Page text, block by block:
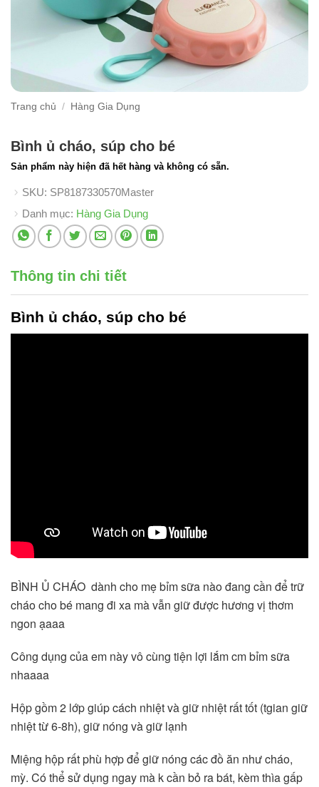
Trang chủ / Hàng Gia Dụng
Bình ủ cháo, súp cho bé
Sản phẩm này hiện đã hết hàng và không có sẵn.
SKU: SP8187330570Master
Danh mục: Hàng Gia Dụng
Thông tin chi tiết
Bình ủ cháo, súp cho bé
BÌNH Ủ CHÁO  dành cho mẹ bỉm sữa nào đang cần để trữ
cháo cho bé mang đi xa mà vẫn giữ được hương vị thơm
ngon ạaaa
Công dụng của em này vô cùng tiện lợi lắm cm bỉm sữa
nhaaaa
Hộp gồm 2 lớp giúp cách nhiệt và giữ nhiệt rất tốt (tgian giữ
nhiệt từ 6-8h), giữ nóng và giữ lạnh
Miệng hộp rất phù hợp để giữ nóng các đồ ăn như cháo,
mỳ. Có thể sử dụng ngay mà k cần bỏ ra bát, kèm thìa gấp